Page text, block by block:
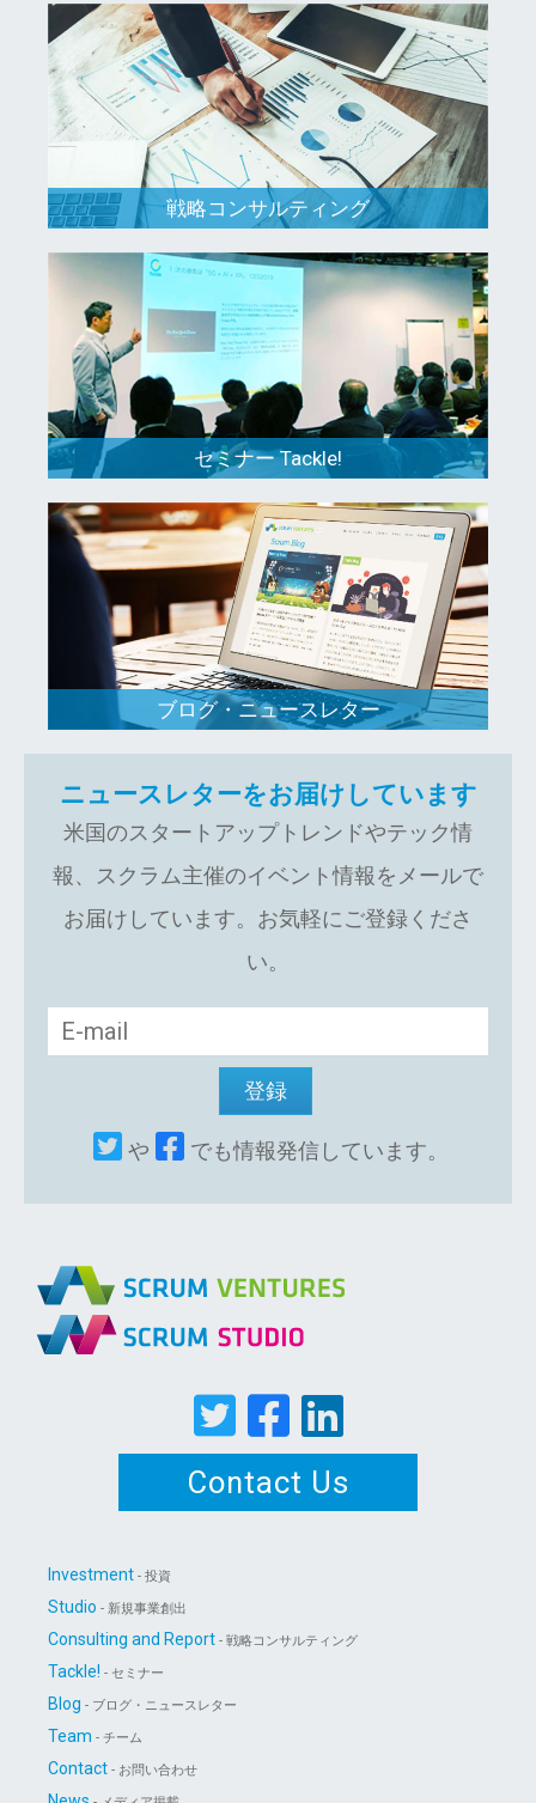
戦略コンサルティング
セミナー Tackle!
ブログ・ニュースレター
ニュースレターをお届けしています
米国のスタートアップトレンドやテック情
報、スクラム主催のイベント情報をメールで
お届けしています。お気軽にご登録くださ
い。
や でも情報発信しています。
Contact Us
Investment - 投資
Studio - 新規事業創出
Consulting and Report - 戦略コンサルティング
Tackle! - セミナー
Blog - ブログ・ニュースレター
Team - チーム
Contact - お問い合わせ